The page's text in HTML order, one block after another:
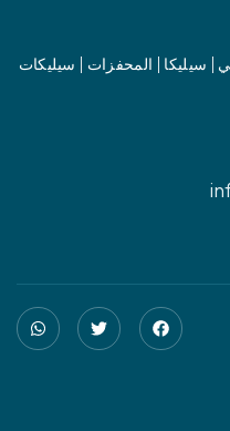
| سيليكا | المحفزات | سيليكات